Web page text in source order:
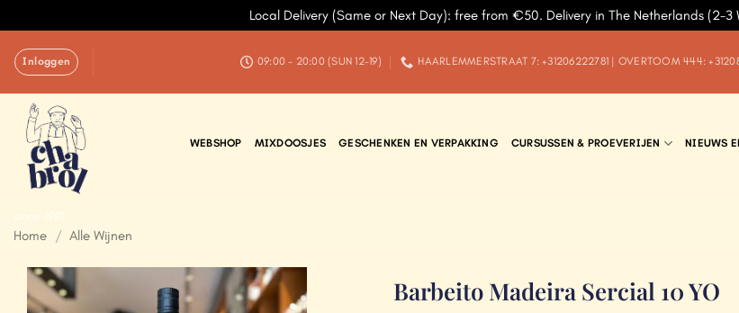
Local Delivery (Same or Next Day): free from €50. Delivery in The Netherlands (2-3
naarInloggen 09:00 - 20:00 (SUN 12-19) HAARLEMMERSTRAAT 7: +31206222781 | OVERTOOM 444:
since 1991
WEBSHOP MIXDOOSJES GESCHENKEN EN VERPAKKING CURSUSSEN & PROEVERIJEN NIEUWS
Home / Alle Wijnen
Barbeito Madeira Sercial 10 YO